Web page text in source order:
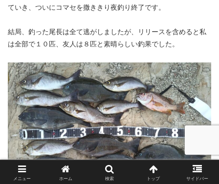
ていき、ついにコマセを撒ききり夜釣り終了です。
結局、釣った尾長は全て逃がしましたが、リリースを含めると私
は全部で１０匹、友人は８匹と素晴らしい釣果でした。
メニュー ホーム 検索 トップ サイドバー